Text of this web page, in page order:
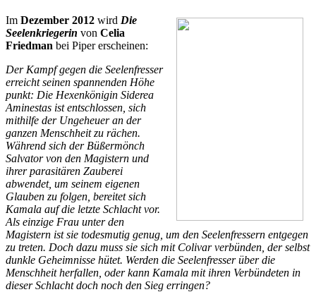
Im Dezember 2012 wird Die
Seelenkriegerin von Celia
Friedman bei Piper erscheinen:
Der Kampf gegen die Seelenfresser
erreicht seinen spannenden Höhe
punkt: Die Hexenkönigin Siderea
Aminestas ist entschlossen, sich
mithilfe der Ungeheuer an der
ganzen Menschheit zu rächen.
Während sich der Büßermönch
Salvator von den Magistern und
ihrer parasitären Zauberei
abwendet, um seinem eigenen
Glauben zu folgen, bereitet sich
Kamala auf die letzte Schlacht vor.
Als einzige Frau unter den
Magistern ist sie todesmutig genug, um den Seelenfressern entgegen
zu treten. Doch dazu muss sie sich mit Colivar verbünden, der selbst
dunkle Geheimnisse hütet. Werden die Seelenfresser über die
Menschheit herfallen, oder kann Kamala mit ihren Verbündeten in
dieser Schlacht doch noch den Sieg erringen?